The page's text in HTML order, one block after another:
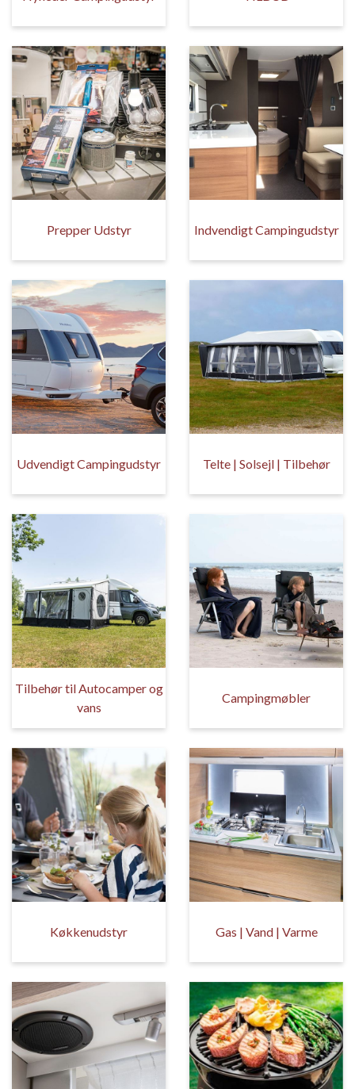
Prepper Udstyr Indvendigt Campingudstyr
Udvendigt Campingudstyr Telte | Solsejl | Tilbehør
Tilbehør til Autocamper og
vans
Campingmøbler
Køkkenudstyr Gas | Vand | Varme